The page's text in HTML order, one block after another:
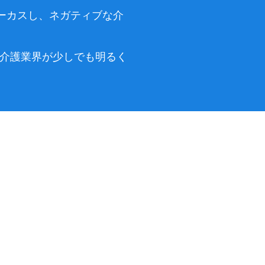
カスし、ネガティブな介
護業界が少しでも明るく